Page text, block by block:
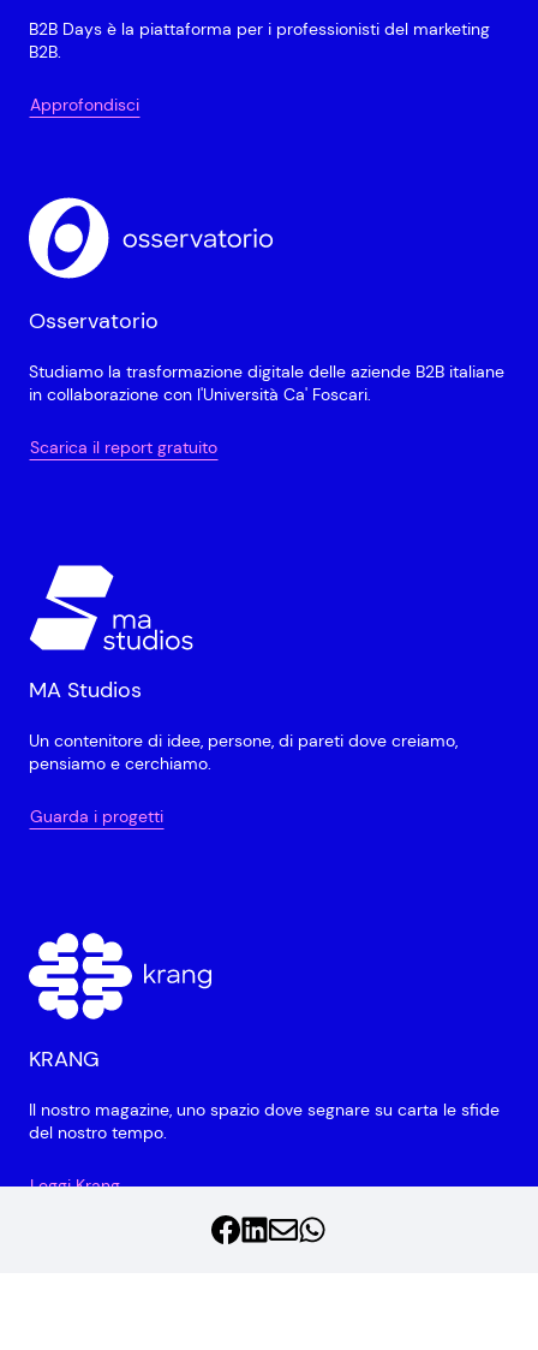
B2B Days è la piattaforma per i professionisti del marketing
B2B.
Approfondisci
Osservatorio
Studiamo la trasformazione digitale delle aziende B2B italiane
in collaborazione con l'Università Ca' Foscari.
Scarica il report gratuito
MA Studios
Un contenitore di idee, persone, di pareti dove creiamo,
pensiamo e cerchiamo.
Guarda i progetti
KRANG
Il nostro magazine, uno spazio dove segnare su carta le sfide
del nostro tempo.
Leggi Krang